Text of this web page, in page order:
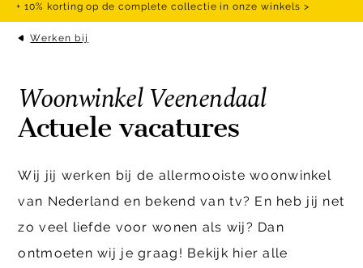
+ 10% korting op de complete collectie in onze winkels >
Werken bij
Woonwinkel Veenendaal
Actuele vacatures
Wij jij werken bij de allermooiste woonwinkel
van Nederland en bekend van tv? En heb jij net
zo veel liefde voor wonen als wij? Dan
ontmoeten wij je graag! Bekijk hier alle